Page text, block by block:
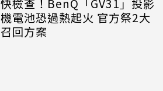
快檢查！BenQ「GV31」投影
機電池恐過熱起火 官方祭2大
召回方案